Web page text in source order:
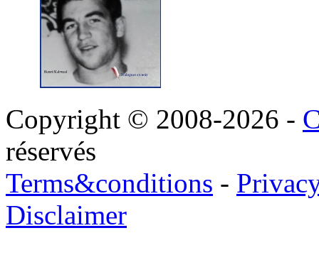
Copyright © 2008-2026 -
réservés
Terms&conditions -
Disclaimer